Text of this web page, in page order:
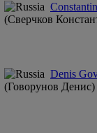
(Сверчков
Denis
(Говорунов Денис)